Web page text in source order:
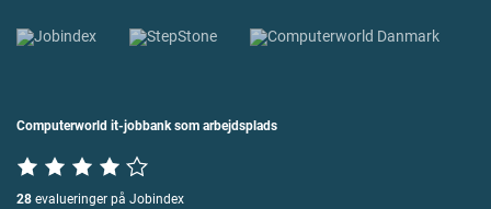
Computerworld it-jobbank som arbejdsplads
28 evalueringer på Jobindex